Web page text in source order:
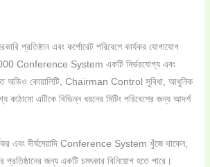
প্রতিষ্ঠান এবং কর্পোরেট পরিবেশে কার্যকর যোগাযোগ
Conference System একটি নির্ভরযোগ্য এবং
অডিও কোয়ালিটি, Chairman Control সুবিধা, আধুনিক
কাঠামো এটিকে বিভিন্ন ধরনের মিটিং পরিবেশের জন্য আদর্শ
এবং দীর্ঘমেয়াদি Conference System খুঁজে থাকেন,
জন্য একটি চমৎকার বিনিয়োগ হতে পারে।